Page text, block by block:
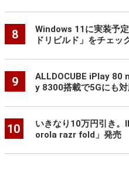
8
Windows 11に実装予
ドリビルド」をチェッ
9
ALLDOCUBE iPlay
y 8300搭載で5Gにも
10
いきなり10万円引き
orola razr fold」発売